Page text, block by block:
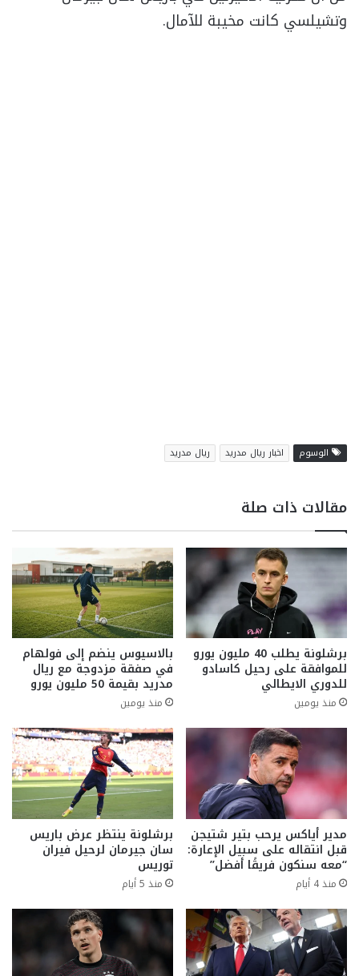
وتشيلسي كانت مخيبة للآمال.
الوسوم اخبار ريال مدريد ريال مدريد
مقالات ذات صلة
برشلونة يطلب 40 مليون يورو
للموافقة على رحيل كاسادو
للدوري الايطالي
منذ يومين
بالاسيوس ينضم إلى فولهام
في صفقة مزدوجة مع ريال
مدريد بقيمة 50 مليون يورو
منذ يومين
مدير أياكس يرحب بتير شتيجن
قبل انتقاله على سبيل الإعارة:
“معه سنكون فريقًا أفضل”
منذ 4 أيام
برشلونة ينتظر عرض باريس
سان جيرمان لرحيل فيران
توريس
منذ 5 أيام